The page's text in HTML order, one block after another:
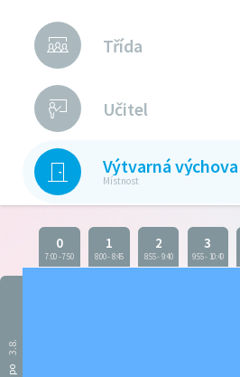
Třída
Učitel
Výtvarná výchova
Místnost
0
7:00-7:50
1
8:00-8:45
2
8:55-9:40
3
9:55- 10:40
po
3.8.